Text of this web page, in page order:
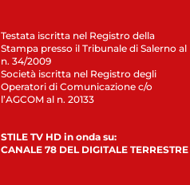
Testata iscritta nel Registro della
Stampa presso il Tribunale di Salerno al
n. 34/2009
Società iscritta nel Registro degli
Operatori di Comunicazione c/o
l’AGCOM al n. 20133
STILE TV HD in onda su:
CANALE 78 DEL DIGITALE TERRESTRE